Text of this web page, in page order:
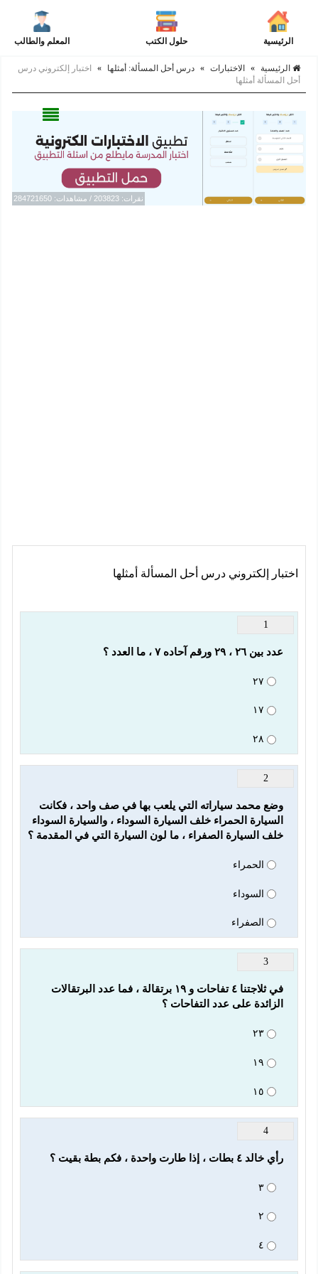
الرئيسية حلول الكتب المعلم والطالب
الرئيسية » الاختبارات » درس أحل المسألة: أمثلها »
اختبار إلكتروني درس
أحل المسألة أمثلها
نقرات: 203823 / مشاهدات: 284721650
اختبار إلكتروني درس أحل المسألة أمثلها
1
عدد بين ٢٦ ، ٢٩ ورقم آحاده ٧ ، ما العدد ؟
٢٧
١٧
٢٨
2
خلف السيارة الصفراء ، ما لون السيارة التي في المقدمة ؟
الحمراء
السوداء
الصفراء
3
الزائدة على عدد التفاحات ؟
٢٣
١٩
١٥
4
رأي خالد ٤ بطات ، إذا طارت واحدة ، فكم بطة بقيت ؟
٣
٢
٤